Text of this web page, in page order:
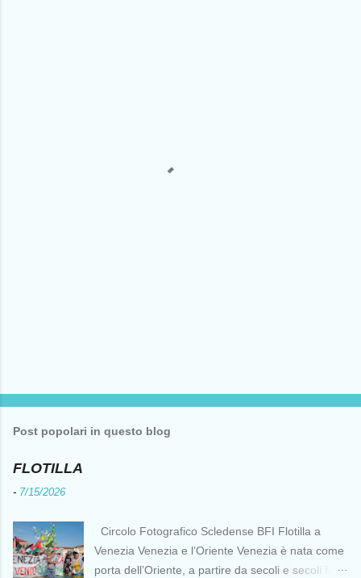
Post popolari in questo blog
FLOTILLA
- 7/15/2026
Circolo Fotografico Scledense BFI Flotilla a
Venezia Venezia e l’Oriente Venezia è nata come
porta dell’Oriente, a partire da secoli e secoli fa ai